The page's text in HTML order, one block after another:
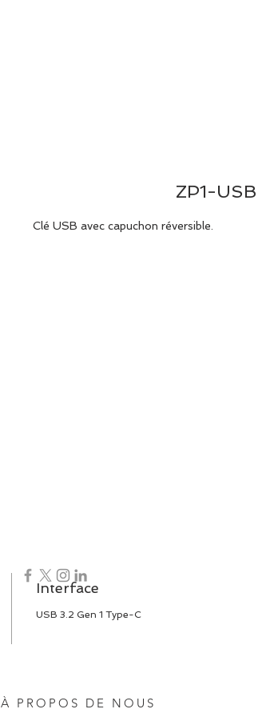
ZP1-USB
Clé USB avec capuchon réversible.
Interface
USB 3.2 Gen 1 Type-C
À PROPOS DE NOUS